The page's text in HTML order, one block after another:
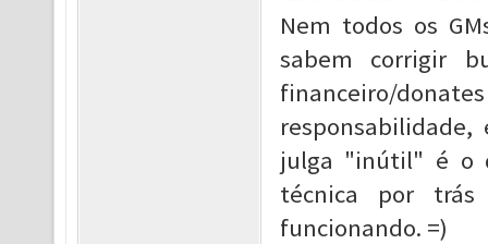
Nem todos os
sabem corrigir
financeiro/
julga "inútil" é o
técnica por
funcionando. =)